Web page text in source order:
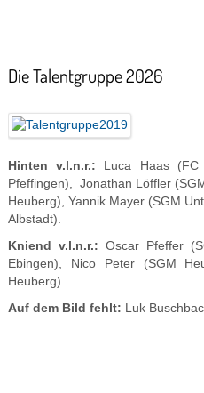
Die Talentgruppe 2026
Hinten v.l.n.r.:
Luca Haas (FC
Pfeffingen), Jonathan Löffler
Heuberg), Yannik Mayer (SGM
Albstadt).
Kniend v.l.n.r.: Oscar Pfeffer
Ebingen), Nico Peter (SGM
Heuberg).
Auf dem Bild fehlt: Luk